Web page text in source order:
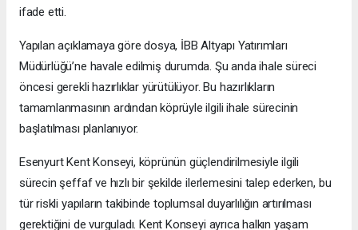
ifade etti.
Yapılan açıklamaya göre dosya, İBB Altyapı Yatırımları
Müdürlüğü’ne havale edilmiş durumda. Şu anda ihale süreci
öncesi gerekli hazırlıklar yürütülüyor. Bu hazırlıkların
tamamlanmasının ardından köprüyle ilgili ihale sürecinin
başlatılması planlanıyor.
Esenyurt Kent Konseyi, köprünün güçlendirilmesiyle ilgili
sürecin şeffaf ve hızlı bir şekilde ilerlemesini talep ederken, bu
tür riskli yapıların takibinde toplumsal duyarlılığın artırılması
gerektiğini de vurguladı. Kent Konseyi ayrıca halkın yaşam